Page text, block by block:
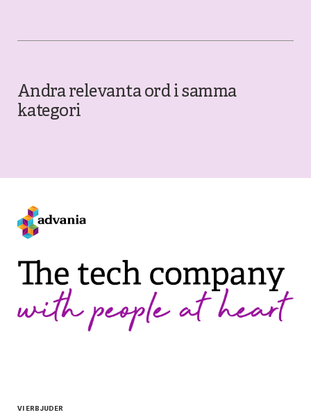
Andra relevanta ord i samma
kategori
VI ERBJUDER